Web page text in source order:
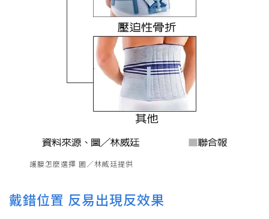
護腰怎麼選擇 圖／林威廷提供
戴錯位置 反易出現反效果